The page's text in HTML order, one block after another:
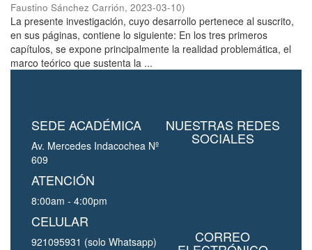
Faustino Sánchez Carrión, 2023-03-10)
La presente investigación, cuyo desarrollo pertenece al suscrito,
en sus páginas, contiene lo siguiente: En los tres primeros
capítulos, se expone principalmente la realidad problemática, el
marco teórico que sustenta la ...
SEDE ACADÉMICA
Av. Mercedes Indacochea Nº
609
ATENCIÓN
8:00am - 4:00pm
CELULAR
921095931 (solo Whatsapp)
NUESTRAS REDES
SOCIALES
CORREO